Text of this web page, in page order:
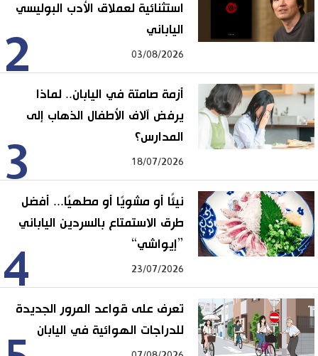
2
استثنائية لعملاق الأدب البوليسي
الياباني
03/08/2026
3
أزمة صامتة في اليابان.. لماذا
يرفض آلاف الأطفال الذهاب إلى
المدارس؟
18/07/2026
4
نيئًا أو مشويًا أو مطهيًا... أفضل
طرق الاستمتاع بالسردين الياباني
”إيواشي“
23/07/2026
تعرف على قواعد المرور الجديدة
للدراجات الهوائية في اليابان